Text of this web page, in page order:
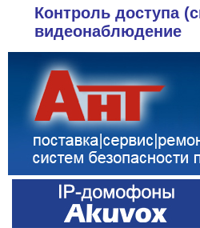
Контроль доступа
видеонаблюдение